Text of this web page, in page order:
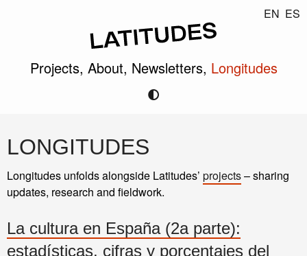
EN ES
Projects, About, Newsletters, Longitudes
LONGITUDES
Longitudes unfolds alongside Latitudes’ projects– sharing
updates, research and fieldwork.
La cultura en España (2a parte):
estadísticas, cifras y porcentajes del